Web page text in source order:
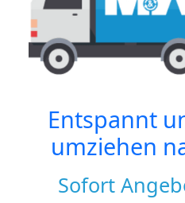
Entspannt
umziehen
Sofort